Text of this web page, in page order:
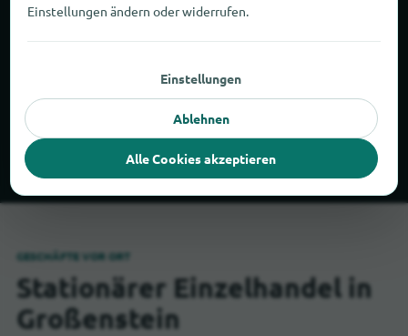
Stifte Bleistifte
GESCHÄFTE VOR ORT
Stationärer Einzelhandel in
Großenstein
Einstellungen ändern oder widerrufen.
Einstellungen
Ablehnen
Alle Cookies akzeptieren